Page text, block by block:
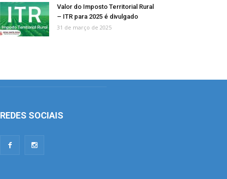
Valor do Imposto Territorial Rural
– ITR para 2025 é divulgado
31 de março de 2025
REDES SOCIAIS